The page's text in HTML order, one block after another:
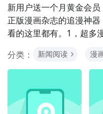
新用户送一个月黄金会
正版漫画杂志的追漫神
看的这里都有。1，超多
分类：
新闻阅读 漫